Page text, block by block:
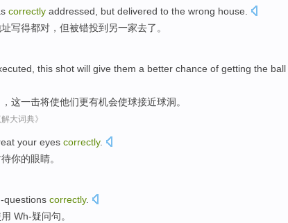
correctly addressed but delivered to the wrong house
写得都对， 但被错投到另一家去了。
this shot will give them a better chance of getting the ball
， 这一击将使他们更有机会使球接近球洞。
大词典》
your eyes correctly.
你的眼睛。
questions correctly.
Wh-疑问句。